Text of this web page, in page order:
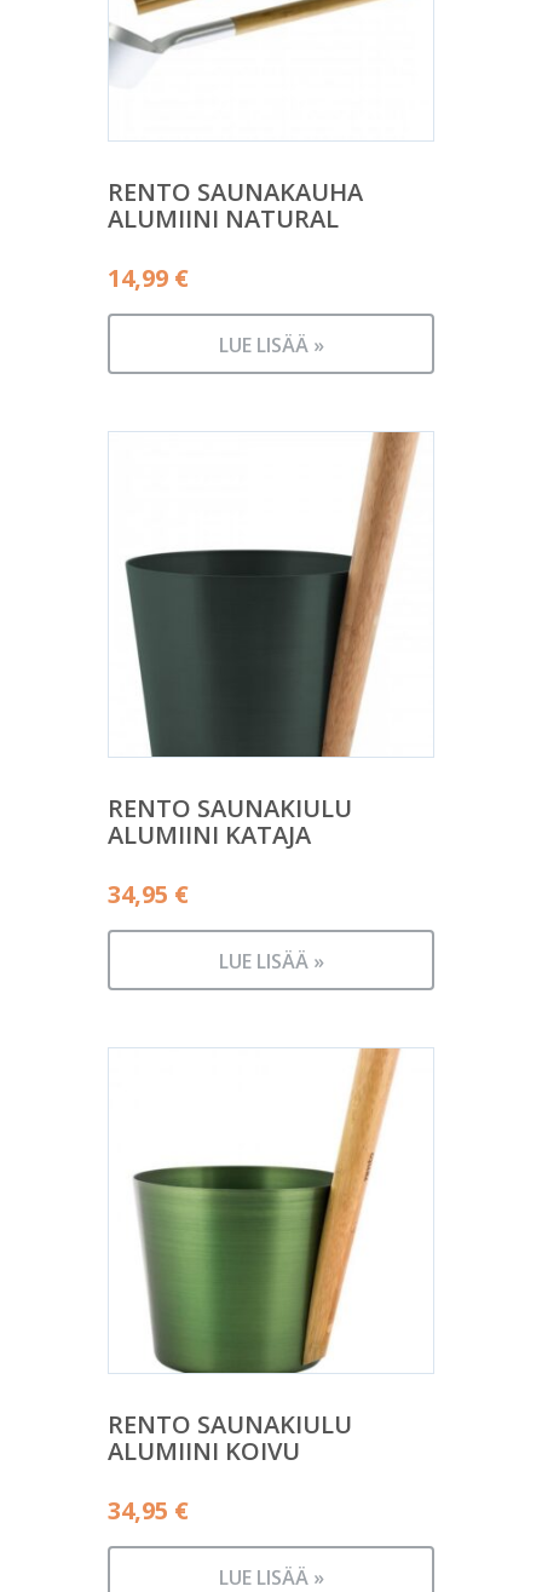
RENTO SAUNAKAUHA
ALUMIINI NATURAL
14,99 €
LUE LISÄÄ »
RENTO SAUNAKIULU
ALUMIINI KATAJA
34,95 €
LUE LISÄÄ »
RENTO SAUNAKIULU
ALUMIINI KOIVU
34,95 €
LUE LISÄÄ »